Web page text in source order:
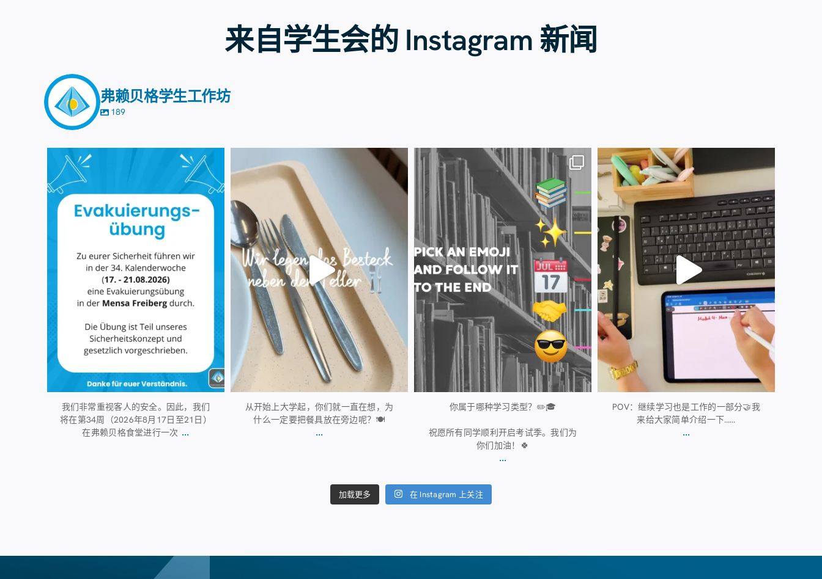
来自学生会的 Instagram 新闻
弗赖贝格学生工作坊
189
我们非常重视客人的安全。因此，我们
将在第34周（2026年8月17日至21日）
在弗赖贝格食堂进行一次 ...
224
从开始上大学起，你们就一直在想，为
什么一定要把餐具放在旁边呢？🍽️
...
7月20日
28
你属于哪种学习类型？✏️🎓
祝愿所有同学顺利开启考试季。我们为
你们加油！🍀
...
7月13日
61
POV：继续学习也是工作的一部分🤝我
来给大家简单介绍一下……
...
加载更多 在 Instagram 上关注